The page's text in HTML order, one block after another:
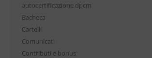
autocertificazione dpcm
Bacheca
Cartelli
Comunicati
Contributi e bonus